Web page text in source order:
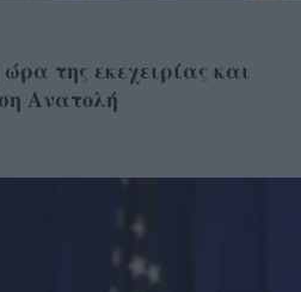
της εκεχειρίας και
Ανατολή